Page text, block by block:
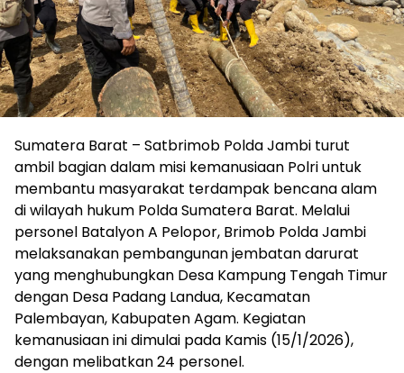
Sumatera Barat – Satbrimob Polda Jambi turut
ambil bagian dalam misi kemanusiaan Polri untuk
membantu masyarakat terdampak bencana alam
di wilayah hukum Polda Sumatera Barat. Melalui
personel Batalyon A Pelopor, Brimob Polda Jambi
melaksanakan pembangunan jembatan darurat
yang menghubungkan Desa Kampung Tengah Timur
dengan Desa Padang Landua, Kecamatan
Palembayan, Kabupaten Agam. Kegiatan
kemanusiaan ini dimulai pada Kamis (15/1/2026),
dengan melibatkan 24 personel.